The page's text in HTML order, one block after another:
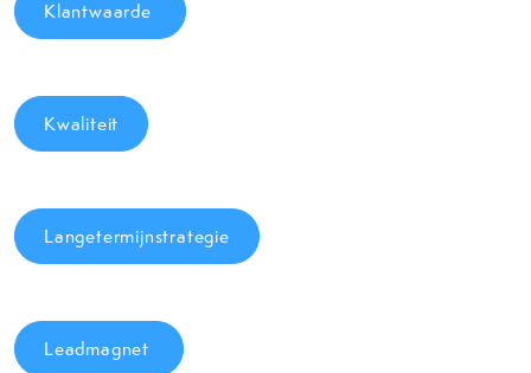
Klantwaarde
Kwaliteit
Langetermijnstrategie
Leadmagnet